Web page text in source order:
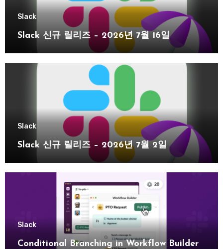
Slack
Slack 신규 릴리즈 – 2026년 7월 16일
Slack
Slack 신규 릴리즈 – 2026년 7월 2일
Slack
Conditional Branching in Workflow Builder